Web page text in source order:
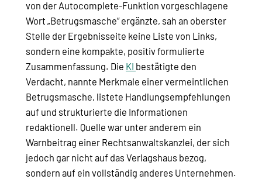
von der Autocomplete-Funktion vorgeschlagene
Wort „Betrugsmasche“ ergänzte, sah an oberster
Stelle der Ergebnisseite keine Liste von Links,
sondern eine kompakte, positiv formulierte
Zusammenfassung. Die KI bestätigte den
Verdacht, nannte Merkmale einer vermeintlichen
Betrugsmasche, listete Handlungsempfehlungen
auf und strukturierte die Informationen
redaktionell. Quelle war unter anderem ein
Warnbeitrag einer Rechtsanwaltskanzlei, der sich
jedoch gar nicht auf das Verlagshaus bezog,
sondern auf ein vollständig anderes Unternehmen.